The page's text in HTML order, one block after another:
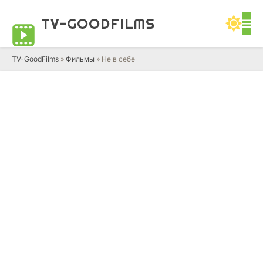
TV-GOODFILMS
TV-GoodFilms » Фильмы » Не в себе